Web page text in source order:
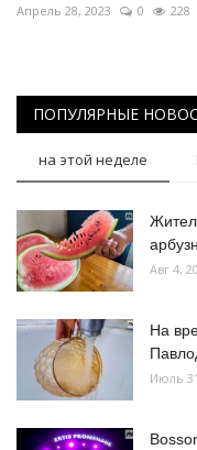
Апрель 28, 2023 0 228
ПОПУЛЯРНЫЕ
на этой неделе
Авг 4,
На
Июль